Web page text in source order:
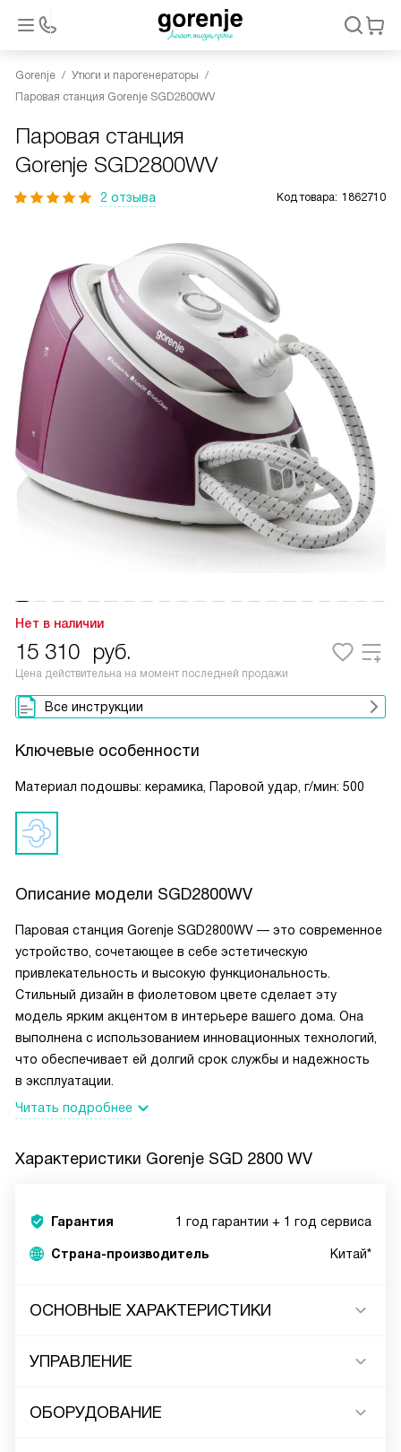
Gorenje
Утюги и парогенераторы
Паровая станция Gorenje SGD2800WV
Паровая станция
Gorenje SGD2800WV
2 отзыва Код товара: 1862710
Нет в наличии
15 310 руб.
Цена действительна на момент последней продажи
Все инструкции
Ключевые особенности
Материал подошвы: керамика, Паровой удар, г/мин: 500
Описание модели SGD2800WV
Паровая станция Gorenje SGD2800WV — это современное
устройство, сочетающее в себе эстетическую
привлекательность и высокую функциональность.
Стильный дизайн в фиолетовом цвете сделает эту
модель ярким акцентом в интерьере вашего дома. Она
выполнена с использованием инновационных технологий,
что обеспечивает ей долгий срок службы и надежность
в эксплуатации.
Читать подробнее
Характеристики Gorenje SGD 2800 WV
Гарантия 1 год гарантии + 1 год сервиса
Страна-производитель Китай*
ОСНОВНЫЕ ХАРАКТЕРИСТИКИ
УПРАВЛЕНИЕ
ОБОРУДОВАНИЕ